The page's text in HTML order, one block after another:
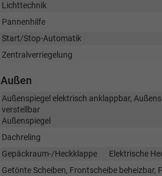
Lichttechnik
Pannenhilfe
Start/Stop-Automatik
Zentralverriegelung
Außen
Außenspiegel elektrisch anklappbar,
verstellbar
Außenspiegel
Dachreling
Elektrische
Gepäckraum-/Heckklappe
Getönte Scheiben, Frontscheibe beheizbar,